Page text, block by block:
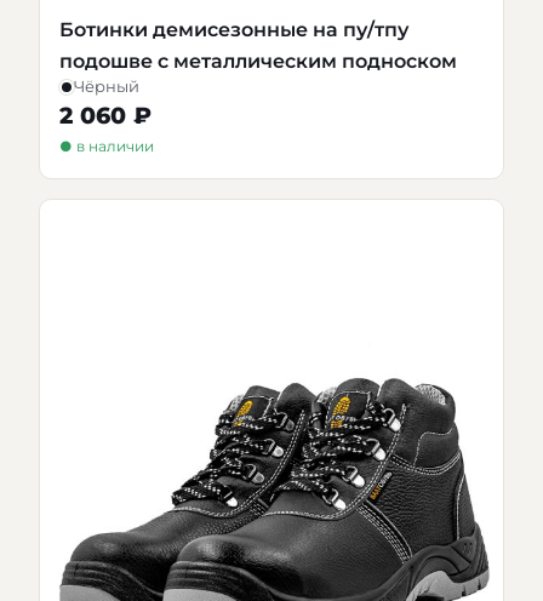
Ботинки демисезонные на пу/тпу
подошве с металлическим подноском
Чёрный
2 060 ₽
● в наличии